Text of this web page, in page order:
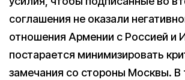
соглашения не оказали
отношения Армении с Россией и
постарается минимизировать
замечания со стороны Москвы. В